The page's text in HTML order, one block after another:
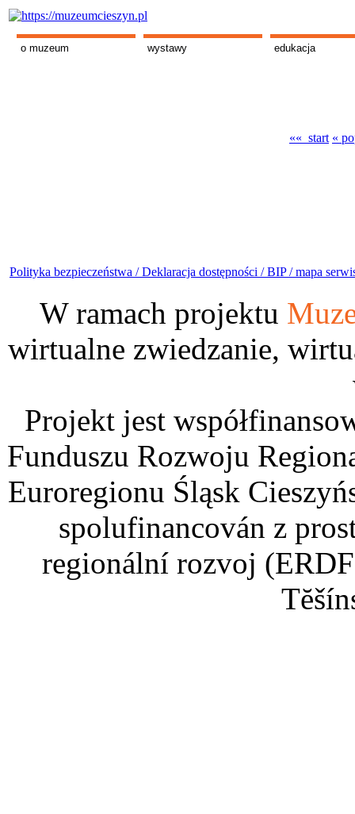
o muzeum wystawy edukacja
«« start «
Polityka bezpieczeństwa /Deklaracja dostępności /BIP /mapa
W ramach projektu
wirtualne zwiedzanie,
Projekt jest
Funduszu Rozwoju
Euroregionu Śląsk
spolufinancován z
regionální rozvoj